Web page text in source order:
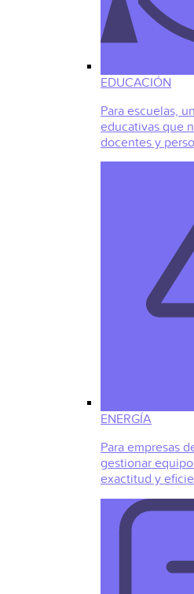
EDUCACIÓN
Para escuelas,
educativas que
docentes y
ENERGÍA
Para empresas
gestionar
exactitud y